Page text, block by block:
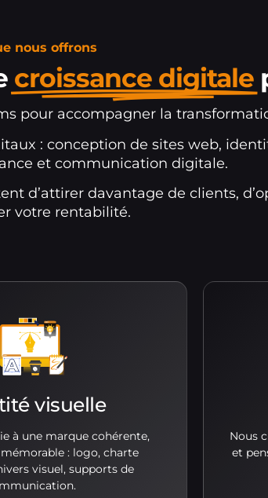
nous offrons
croissance digitale
pour accompagner la
: conception de sites web,
et communication digitale.
d’attirer davantage de clients,
votre rentabilité.
visuelle
à une marque cohérente,
: logo, charte
visuel, supports de
Nous
et